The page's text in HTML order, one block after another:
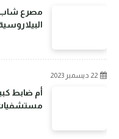
مصرع شاب
22 ديسمبر 2023
أم ضابط